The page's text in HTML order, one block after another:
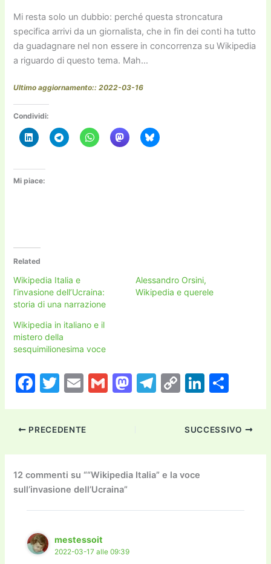
Mi resta solo un dubbio: perché questa stroncatura
specifica arrivi da un giornalista, che in fin dei conti ha tutto
da guadagnare nel non essere in concorrenza su Wikipedia
a riguardo di questo tema. Mah…
Ultimo aggiornamento:: 2022-03-16
Condividi:
Mi piace:
Related
Wikipedia Italia e
l’invasione dell’Ucraina:
storia di una narrazione
Alessandro Orsini,
Wikipedia e querele
Wikipedia in italiano e il
mistero della
sesquimilionesima voce
F
c
b
o
o
k
T
itt
E
ai
G
M
d
o
T
a
m
C
p
y
Li
n
Li
k
dI
n
vi
PRECEDENTE SUCCESSIVO
12 commenti su ““Wikipedia Italia” e la voce
sull’invasione dell’Ucraina”
mestessoit
2022-03-17 alle 09:39